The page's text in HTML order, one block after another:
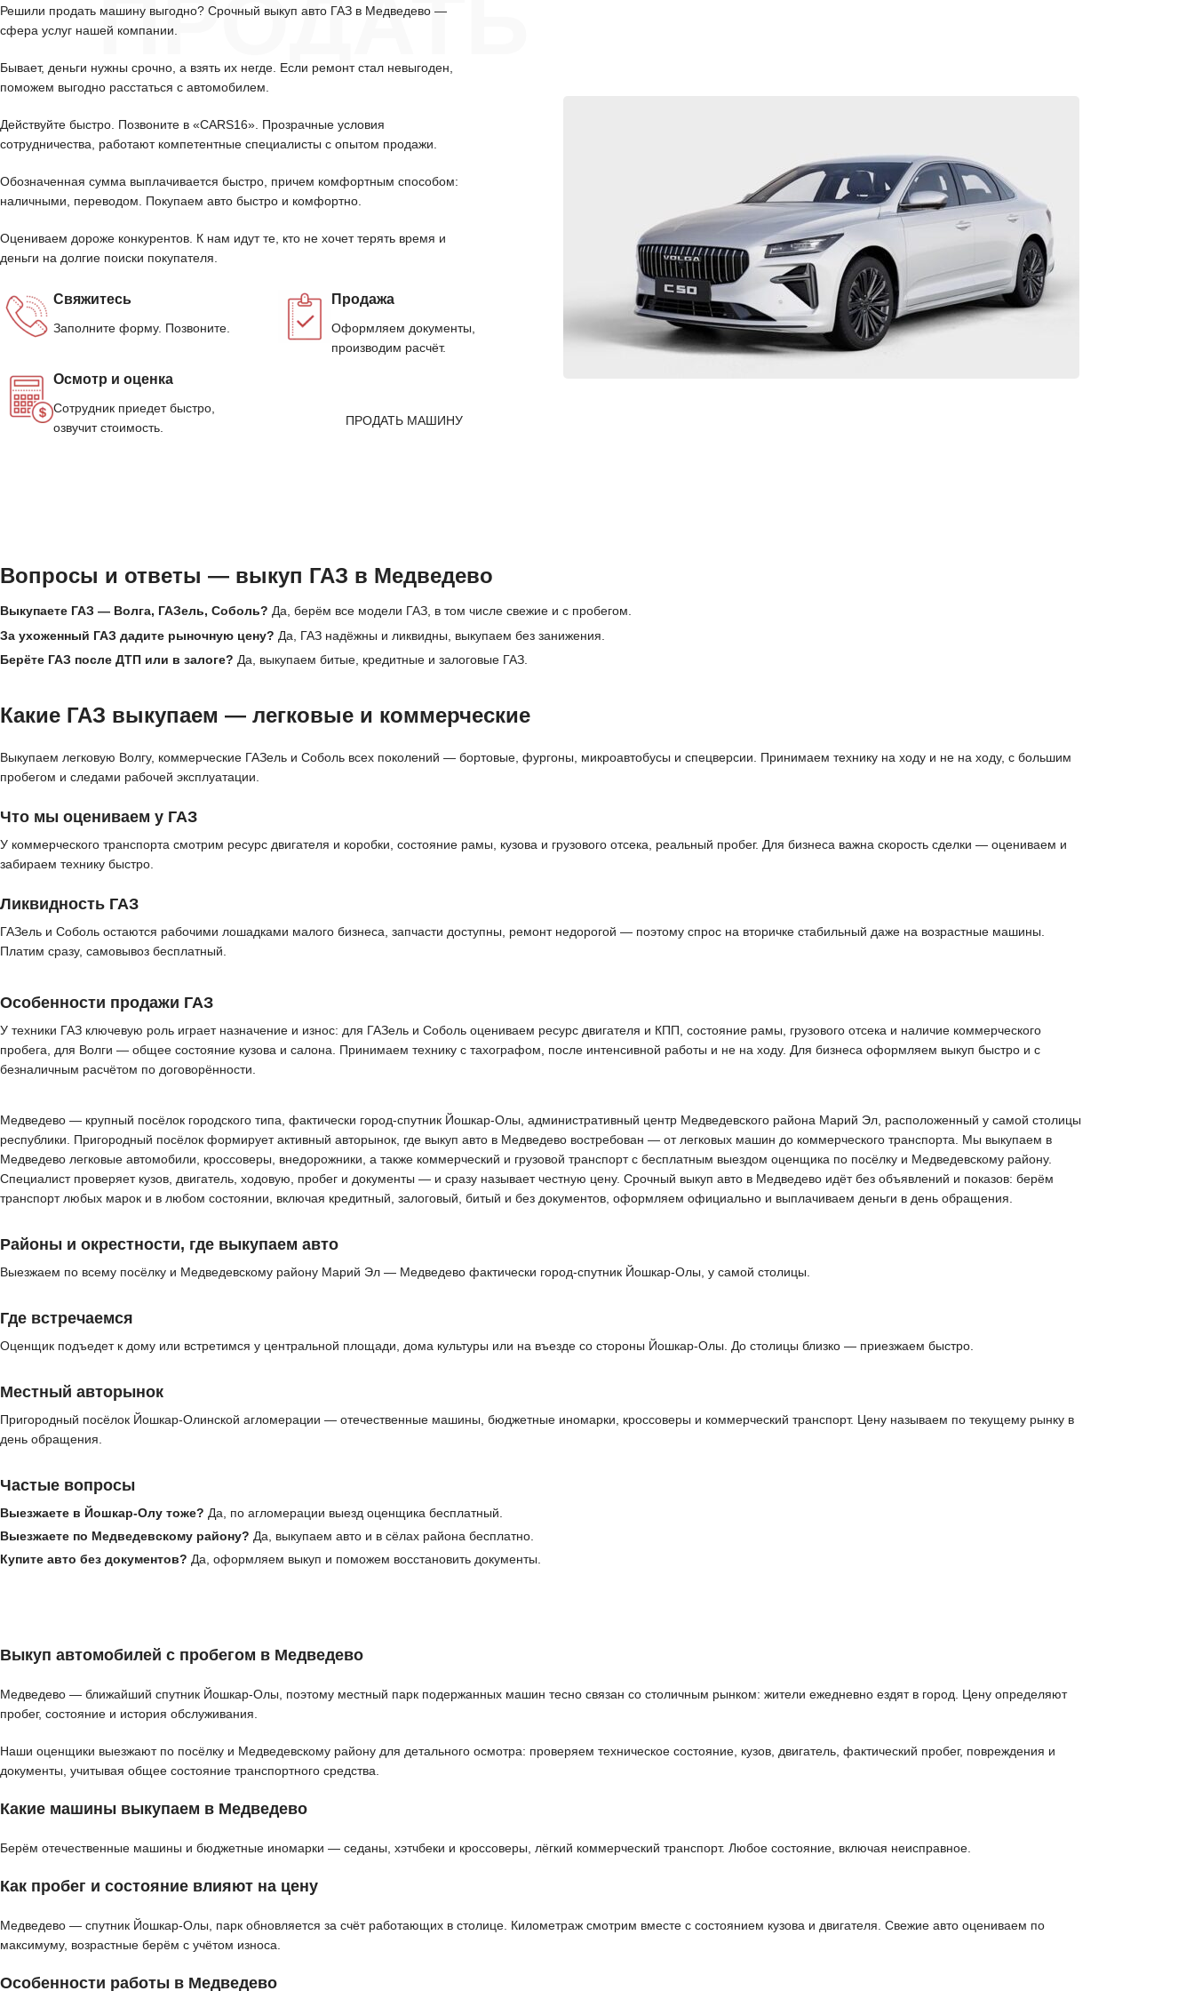
ПРОДАТЬ
Решили продать машину выгодно? Срочный выкуп авто ГАЗ в Медведево —
сфера услуг нашей компании.
Бывает, деньги нужны срочно, а взять их негде. Если ремонт стал невыгоден,
поможем выгодно расстаться с автомобилем.
Действуйте быстро. Позвоните в «CARS16». Прозрачные условия
сотрудничества, работают компетентные специалисты с опытом продажи.
Обозначенная сумма выплачивается быстро, причем комфортным способом:
наличными, переводом. Покупаем авто быстро и комфортно.
Оцениваем дороже конкурентов. К нам идут те, кто не хочет терять время и
деньги на долгие поиски покупателя.
Свяжитесь
Заполните форму. Позвоните.
Осмотр и оценка
Сотрудник приедет быстро,
озвучит стоимость.
Продажа
Оформляем документы,
производим расчёт.
ПРОДАТЬ МАШИНУ
Вопросы и ответы — выкуп ГАЗ в Медведево
Выкупаете ГАЗ — Волга, ГАЗель, Соболь? Да, берём все модели ГАЗ, в том числе свежие и с пробегом.
За ухоженный ГАЗ дадите рыночную цену? Да, ГАЗ надёжны и ликвидны, выкупаем без занижения.
Берёте ГАЗ после ДТП или в залоге? Да, выкупаем битые, кредитные и залоговые ГАЗ.
Какие ГАЗ выкупаем — легковые и коммерческие
Выкупаем легковую Волгу, коммерческие ГАЗель и Соболь всех поколений — бортовые, фургоны, микроавтобусы и спецверсии. Принимаем технику на ходу и не на ходу, с большим
пробегом и следами рабочей эксплуатации.
Что мы оцениваем у ГАЗ
У коммерческого транспорта смотрим ресурс двигателя и коробки, состояние рамы, кузова и грузового отсека, реальный пробег. Для бизнеса важна скорость сделки — оцениваем и
забираем технику быстро.
Ликвидность ГАЗ
ГАЗель и Соболь остаются рабочими лошадками малого бизнеса, запчасти доступны, ремонт недорогой — поэтому спрос на вторичке стабильный даже на возрастные машины.
Платим сразу, самовывоз бесплатный.
Особенности продажи ГАЗ
У техники ГАЗ ключевую роль играет назначение и износ: для ГАЗель и Соболь оцениваем ресурс двигателя и КПП, состояние рамы, грузового отсека и наличие коммерческого
пробега, для Волги — общее состояние кузова и салона. Принимаем технику с тахографом, после интенсивной работы и не на ходу. Для бизнеса оформляем выкуп быстро и с
безналичным расчётом по договорённости.
Медведево — крупный посёлок городского типа, фактически город-спутник Йошкар-Олы, административный центр Медведевского района Марий Эл, расположенный у самой столицы
республики. Пригородный посёлок формирует активный авторынок, где выкуп авто в Медведево востребован — от легковых машин до коммерческого транспорта. Мы выкупаем в
Медведево легковые автомобили, кроссоверы, внедорожники, а также коммерческий и грузовой транспорт с бесплатным выездом оценщика по посёлку и Медведевскому району.
Специалист проверяет кузов, двигатель, ходовую, пробег и документы — и сразу называет честную цену. Срочный выкуп авто в Медведево идёт без объявлений и показов: берём
транспорт любых марок и в любом состоянии, включая кредитный, залоговый, битый и без документов, оформляем официально и выплачиваем деньги в день обращения.
Районы и окрестности, где выкупаем авто
Выезжаем по всему посёлку и Медведевскому району Марий Эл — Медведево фактически город-спутник Йошкар-Олы, у самой столицы.
Где встречаемся
Оценщик подъедет к дому или встретимся у центральной площади, дома культуры или на въезде со стороны Йошкар-Олы. До столицы близко — приезжаем быстро.
Местный авторынок
Пригородный посёлок Йошкар-Олинской агломерации — отечественные машины, бюджетные иномарки, кроссоверы и коммерческий транспорт. Цену называем по текущему рынку в
день обращения.
Частые вопросы
Выезжаете в Йошкар-Олу тоже? Да, по агломерации выезд оценщика бесплатный.
Выезжаете по Медведевскому району? Да, выкупаем авто и в сёлах района бесплатно.
Купите авто без документов? Да, оформляем выкуп и поможем восстановить документы.
Выкуп автомобилей с пробегом в Медведево
Медведево — ближайший спутник Йошкар-Олы, поэтому местный парк подержанных машин тесно связан со столичным рынком: жители ежедневно ездят в город. Цену определяют
пробег, состояние и история обслуживания.
Наши оценщики выезжают по посёлку и Медведевскому району для детального осмотра: проверяем техническое состояние, кузов, двигатель, фактический пробег, повреждения и
документы, учитывая общее состояние транспортного средства.
Какие машины выкупаем в Медведево
Берём отечественные машины и бюджетные иномарки — седаны, хэтчбеки и кроссоверы, лёгкий коммерческий транспорт. Любое состояние, включая неисправное.
Как пробег и состояние влияют на цену
Медведево — спутник Йошкар-Олы, парк обновляется за счёт работающих в столице. Километраж смотрим вместе с состоянием кузова и двигателя. Свежие авто оцениваем по
максимуму, возрастные берём с учётом износа.
Особенности работы в Медведево